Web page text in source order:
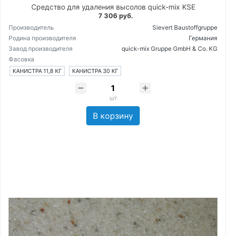
Средство для удаления высолов quick-mix KSE
7 306 руб.
Производитель
Sievert Baustoffgruppe
Родина производителя
Германия
Завод производителя
quick-mix Gruppe GmbH & Co. KG
Фасовка
КАНИСТРА 11,8 КГ КАНИСТРА 30 КГ
шт
В корзину